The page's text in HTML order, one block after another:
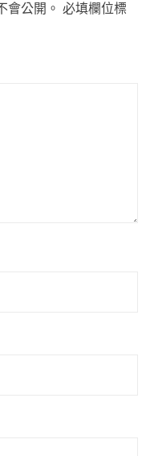
會公開。 必填欄位標